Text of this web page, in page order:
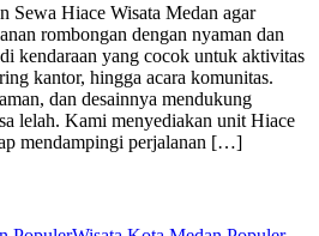
Sewa Hiace Wisata Medan agar
rombongan dengan nyaman dan
kendaraan yang cocok untuk aktivitas
kantor, hingga acara komunitas.
dan desainnya mendukung
lelah. Kami menyediakan unit Hiace
mendampingi perjalanan […]